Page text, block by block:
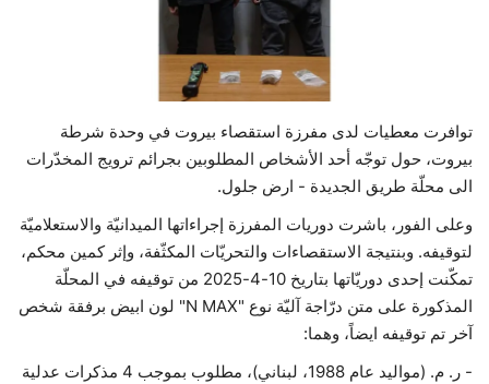
توافرت معطيات لدى مفرزة استقصاء بيروت في وحدة شرطة
بيروت، حول توجّه أحد الأشخاص المطلوبين بجرائم ترويج المخدّرات
الى محلّة طريق الجديدة - ارض جلول.
وعلى الفور، باشرت دوريات المفرزة إجراءاتها الميدانيّة والاستعلاميّة
لتوقيفه. وبنتيجة الاستقصاءات والتحريّات المكثّفة، وإثر كمين محكم،
تمكّنت إحدى دوريّاتها بتاريخ 10-4-2025 من توقيفه في المحلّة
المذكورة على متن درّاجة آليّة نوع "N MAX" لون ابيض برفقة شخص
آخر تم توقيفه ايضاً، وهما:
- ر. م. (مواليد عام 1988، لبناني)، مطلوب بموجب 4 مذكرات عدلية